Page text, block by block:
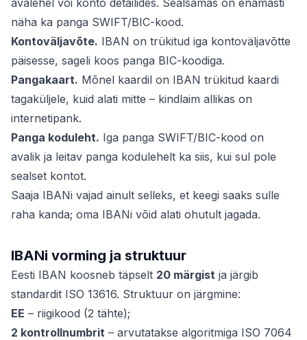
avalehel või konto detailides. Sealsamas on enamasti
näha ka panga SWIFT/BIC-kood.
Kontoväljavõte. IBAN on trükitud iga kontoväljavõtte
päisesse, sageli koos panga BIC-koodiga.
Pangakaart. Mõnel kaardil on IBAN trükitud kaardi
tagaküljele, kuid alati mitte – kindlaim allikas on
internetipank.
Panga koduleht. Iga panga SWIFT/BIC-kood on
avalik ja leitav panga kodulehelt ka siis, kui sul pole
sealset kontot.
Saaja IBANi vajad ainult selleks, et keegi saaks sulle
raha kanda; oma IBANi võid alati ohutult jagada.
IBANi vorming ja struktuur
Eesti IBAN koosneb täpselt 20 märgist ja järgib
standardit ISO 13616. Struktuur on järgmine:
EE – riigikood (2 tähte);
2 kontrollnumbrit – arvutatakse algoritmiga ISO 7064